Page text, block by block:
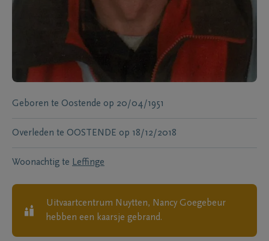
Geboren te Oostende op 20/04/1951
Overleden te OOSTENDE op 18/12/2018
Woonachtig te Leffinge
Uitvaartcentrum Nuytten, Nancy Goegebeur
hebben een kaarsje gebrand.